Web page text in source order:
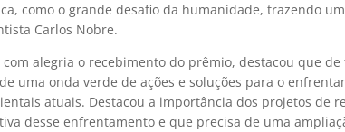
como o grande desafio da humanidade, trazendo
Carlos Nobre.
alegria o recebimento do prêmio, destacou que de
uma onda verde de ações e soluções para o
atuais. Destacou a importância dos projetos de
desse enfrentamento e que precisa de uma